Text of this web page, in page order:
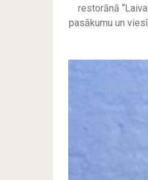
restorānā
pasākumu un